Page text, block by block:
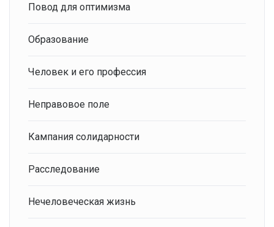
Повод для оптимизма
Образование
Человек и его профессия
Неправовое поле
Кампания солидарности
Расследование
Нечеловеческая жизнь